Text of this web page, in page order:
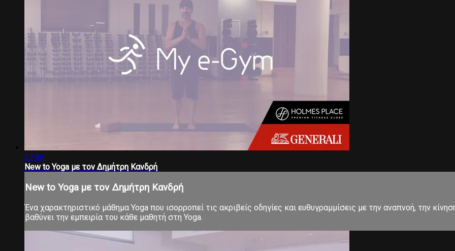
27:46
New to Yoga με τον Δημήτρη Κανδρή
New to Yoga με τον Δημήτρη Κανδρή
Ένα χαρακτηριστικό μάθημα Yoga που ισορροπεί τις ακριβείς οδηγίες και ευθυγραμμίσεις με την αναπνοή, την
βαθύνει την εμπειρία του κάθε μαθητή στη Yoga.